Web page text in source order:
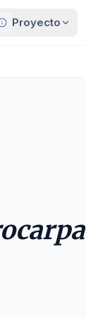
Proyecto